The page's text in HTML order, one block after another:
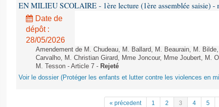
EN MILIEU SCOLAIRE - 1ère lecture (1ère assemblée saisie) -
Date de
dépôt :
28/05/2026
Amendement de M. Chudeau, M. Ballard, M. Beaurain, M.
Carvalho, M. Christian Girard, Mme Joncour, Mme Joubert, M.
M. Tesson - Article 7 - Rejeté
Voir le dossier (Protéger les enfants et lutter contre les violences en
« précedent 1 2 3 4 5